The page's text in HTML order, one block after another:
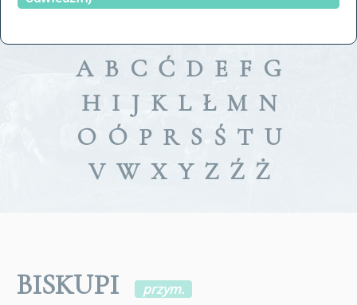
A B C Ć D E F G
H I J K L Ł M N
O Ó P R S Ś T U
V W X Y Z Ź Ż
BISKUPI
przym.